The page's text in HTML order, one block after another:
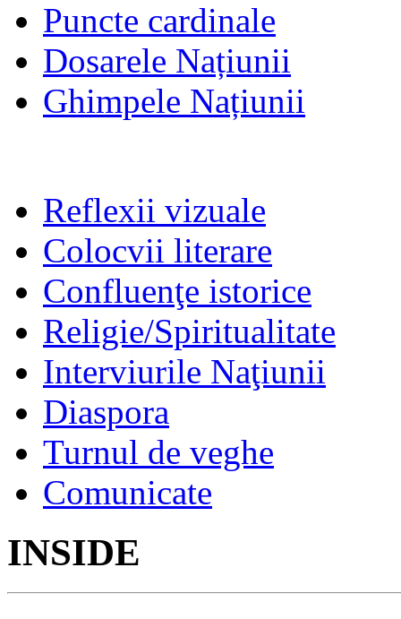
Puncte cardinale
Dosarele Națiunii
Ghimpele Națiunii
Reflexii vizuale
Colocvii literare
Confluenţe istorice
Religie/Spiritualitate
Interviurile Naţiunii
Diaspora
Turnul de veghe
Comunicate
INSIDE